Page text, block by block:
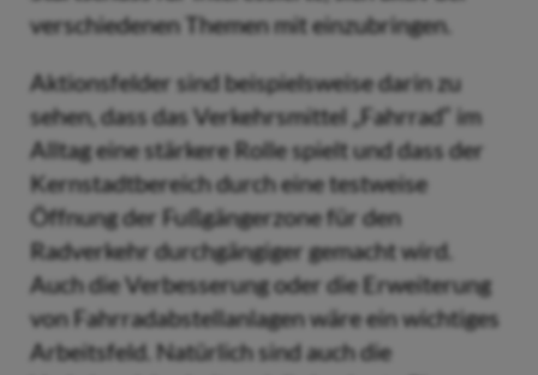
verschiedenen Themen mit einzubringen.
Aktionsfelder sind beispielsweise darin zu
sehen, dass das Verkehrsmittel „Fahrrad“ im
Alltag eine stärkere Rolle spielt und dass der
Kernstadtbereich durch eine testweise
Öffnung der Fußgängerzone für den
Radverkehr durchgängiger gemacht wird.
Auch die Verbesserung oder die Erweiterung
von Fahrradabstellanlagen wäre ein wichtiges
Arbeitsfeld. Natürlich sind auch die